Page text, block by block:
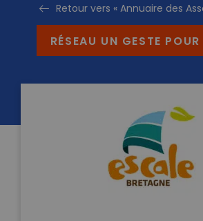
Retour vers « Annuaire des
RÉSEAU UN GESTE